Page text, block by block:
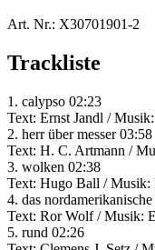
Art. Nr.: X30701901-2
Trackliste
1. calypso 02:23
Text: Ernst Jandl /
2. herr über messer 03:58
Text: H. C. Artmann /
3. wolken 02:38
Text: Hugo Ball / Musik:
4. das
Text: Ror Wolf / Musik:
5. rund 02:26